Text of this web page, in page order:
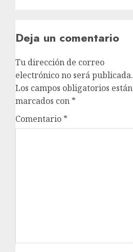
Deja un comentario
Tu dirección de correo
electrónico no será publicada.
Los campos obligatorios están
marcados con *
Comentario *